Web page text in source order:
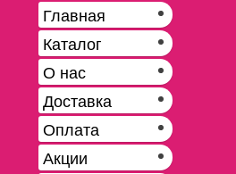
Главная
Каталог
О нас
Доставка
Оплата
Акции